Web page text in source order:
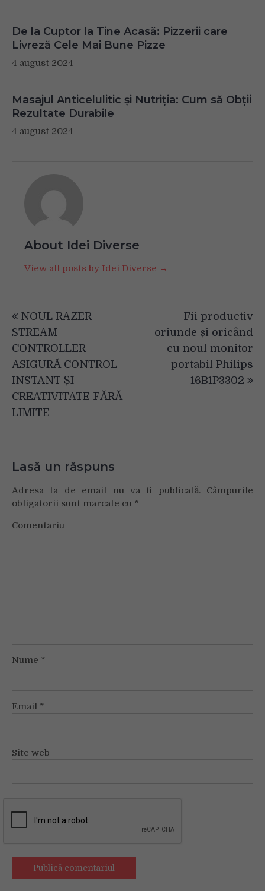
De la Cuptor la Tine Acasă: Pizzerii care
Livreză Cele Mai Bune Pizze
4 august 2024
Masajul Anticelulitic și Nutriția: Cum să Obții
Rezultate Durabile
4 august 2024
About Idei Diverse
View all posts by Idei Diverse →
în
articole
NOUL RAZER
STREAM
CONTROLLER
ASIGURĂ CONTROL
INSTANT ȘI
CREATIVITATE FĂRĂ
LIMITE
Fii productiv
oriunde și oricând
cu noul monitor
portabil Philips
16B1P3302
Lasă un răspuns
Adresa ta de email nu va fi publicată. Câmpurile
obligatorii sunt marcate cu *
Comentariu
Nume *
Email *
Site web